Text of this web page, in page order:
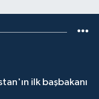
ilk başbakanı